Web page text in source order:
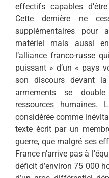
effectifs capables
Cette dernière ne
supplémentaires pour
matériel mais aussi
l’alliance franco-russe
puissant » d’un « pays
son discours devant
armements se
ressources humaines.
considérée comme
texte écrit par un
guerre, que malgré ses
France n’arrive pas à
déficit d’environ 75 000